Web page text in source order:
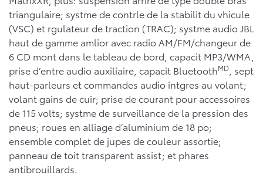
triangulaire; systme de contrle de la stabilit du vhicule
(VSC) et rgulateur de traction (TRAC); systme audio JBL
haut de gamme amlior avec radio AM/FM/changeur de
6 CD mont dans le tableau de bord, capacit MP3/WMA,
prise d’entre audio auxiliaire, capacit BluetoothMD , sept
haut-parleurs et commandes audio intgres au volant;
volant gains de cuir; prise de courant pour accessoires
de 115 volts; systme de surveillance de la pression des
pneus; roues en alliage d’aluminium de 18 po;
ensemble complet de jupes de couleur assortie;
panneau de toit transparent assist; et phares
antibrouillards.